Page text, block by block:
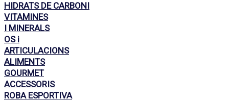
HIDRATS DE CARBONI
VITAMINES
I MINERALS
OS i
ARTICULACIONS
ALIMENTS
GOURMET
ACCESSORIS
ROBA ESPORTIVA